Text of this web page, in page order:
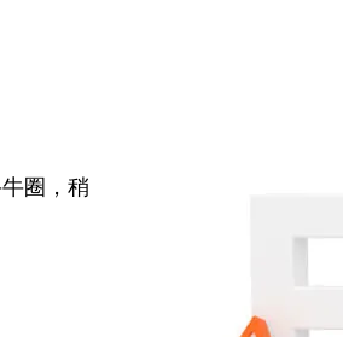
圈，稍